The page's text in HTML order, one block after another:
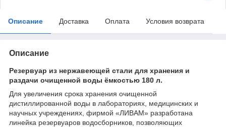
Описание Доставка Оплата Условия возврата
Описание
Резервуар из нержавеющей стали для хранения и
раздачи очищенной воды ёмкостью 180 л.
Для увеличения срока хранения очищенной
дистиллированной воды в лабораториях, медицинских и
научных учреждениях, фирмой «ЛИВАМ» разработана
линейка резервуаров водосборников, позволяющих